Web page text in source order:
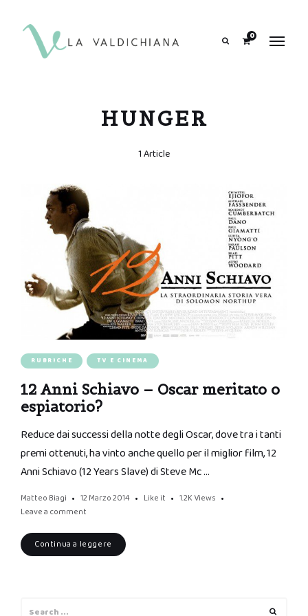
0
HUNGER
1 Article
RUBRICHE TV E CINEMA
12 Anni Schiavo – Oscar meritato o
espiatorio?
Reduce dai successi della notte degli Oscar, dove tra i tanti
premi ottenuti, ha vinto anche quello per il miglior film, 12
Anni Schiavo (12 Years Slave) di Steve Mc …
Matteo Biagi 12 Marzo 2014 Like it 1.2K Views
Leave a comment
Continua a leggere